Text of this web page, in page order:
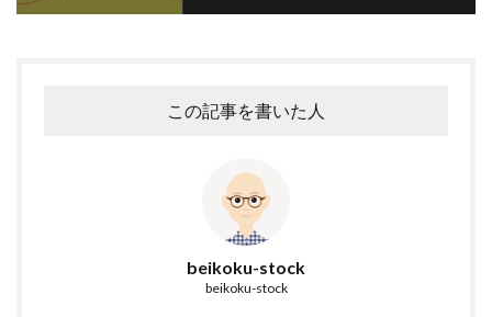
この記事を書いた人
beikoku-stock
beikoku-stock